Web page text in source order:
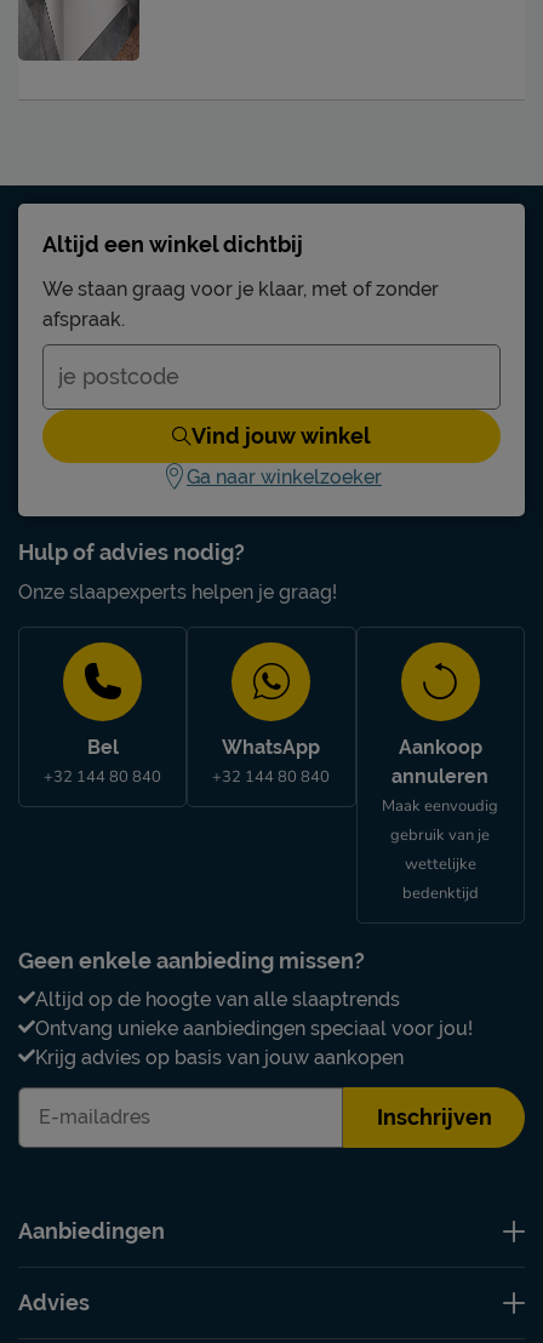
Hulp of advies nodig?
Onze slaapexperts helpen je graag!
Bel
+32 144 80 840
WhatsApp
+32 144 80 840
Aankoop
annuleren
Maak eenvoudig
gebruik van je
wettelijke
bedenktijd
Geen enkele aanbieding missen?
Altijd op de hoogte van alle slaaptrends
Ontvang unieke aanbiedingen speciaal voor jou!
Krijg advies op basis van jouw aankopen
Inschrijven
Altijd een winkel dichtbij
We staan graag voor je klaar, met of zonder
afspraak.
Vind jouw winkel
Ga naar winkelzoeker
Aanbiedingen
Advies